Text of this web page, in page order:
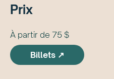
Prix
À partir de 75 $
Billets ↗